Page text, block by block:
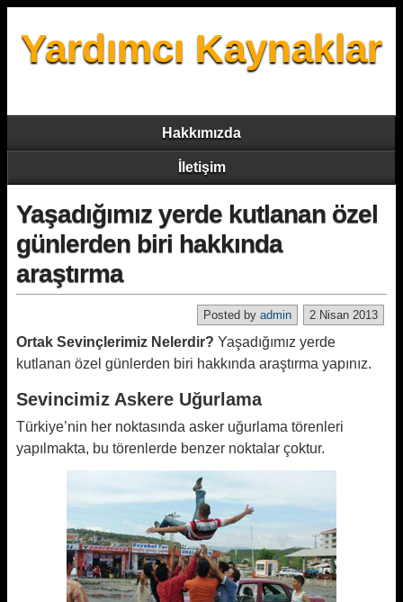
Yardımcı Kaynaklar
Hakkımızda
İletişim
Yaşadığımız yerde kutlanan özel
günlerden biri hakkında
araştırma
2 Nisan 2013
Posted by admin
Ortak Sevinçlerimiz Nelerdir? Yaşadığımız yerde
kutlanan özel günlerden biri hakkında araştırma yapınız.
Sevincimiz Askere Uğurlama
Türkiye’nin her noktasında asker uğurlama törenleri
yapılmakta, bu törenlerde benzer noktalar çoktur.